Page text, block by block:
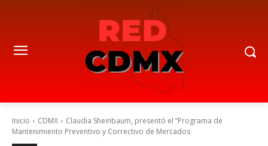
Inicio CDMX
Claudia Sheinbaum, presentó el “Programa de
Mantenimiento Preventivo y Correctivo de Mercados